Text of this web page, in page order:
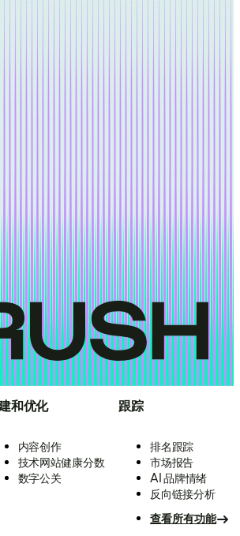
和优化
内容创作
技术网站健康分数
数字公关
跟踪
排名跟踪
市场报告
AI 品牌情绪
反向链接分析
查看所有功能